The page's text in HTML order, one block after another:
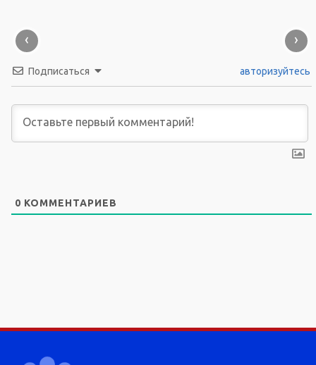
‹ ›
Подписаться авторизуйтесь
0 КОММЕНТАРИЕВ